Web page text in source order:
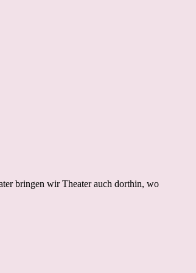
bringen wir Theater auch dorthin, wo